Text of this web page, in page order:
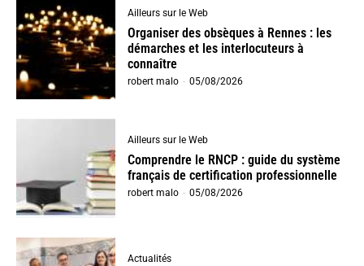
Ailleurs sur le Web
Organiser des obsèques à Rennes : les
démarches et les interlocuteurs à
connaître
robert malo - 05/08/2026
Ailleurs sur le Web
Comprendre le RNCP : guide du système
français de certification professionnelle
robert malo - 05/08/2026
Actualités